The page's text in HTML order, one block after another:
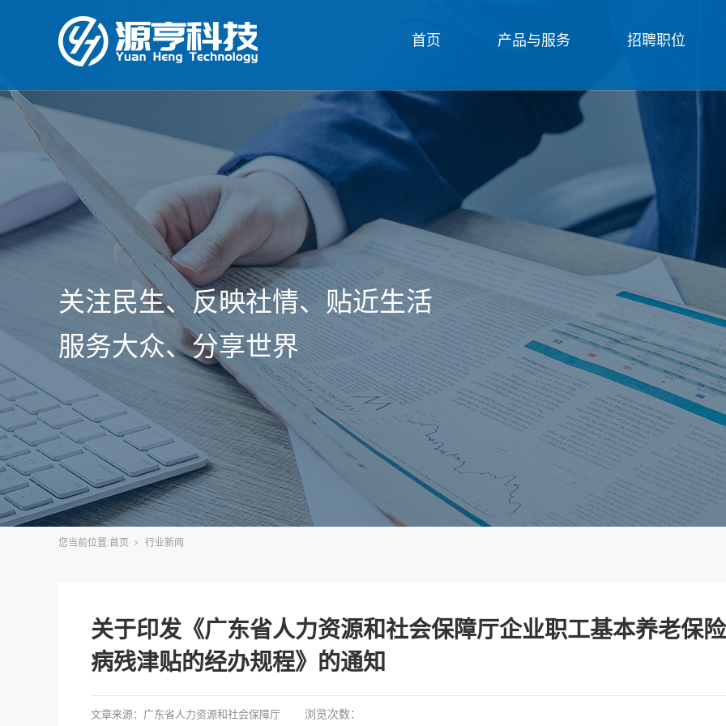
首页 产品与服务 招聘职位
关注民生、反映社情、贴近生活
服务大众、分享世界
您当前位置:首页 行业新闻
关于印发《广东省人力资源和社会保障厅企业职工基本养老保险
病残津贴的经办规程》的通知
文章来源： 广东省人力资源和社会保障厅 浏览次数：